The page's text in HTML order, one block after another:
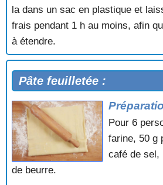
la dans un sac en plastique et
frais pendant 1 h au moins, afin
à étendre.
Pâte feuilletée :
Pour 6
farine, 50 g
café de sel,
de beurre.